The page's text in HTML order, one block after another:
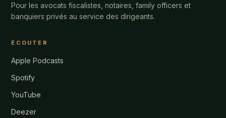
Pour les avocats fiscalistes, notaires, family officers et
banquiers privés au service des dirigeants.
ÉCOUTER
Apple Podcasts
Spotify
YouTube
Deezer